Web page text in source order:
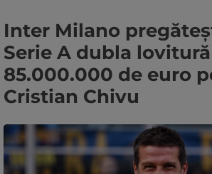
Inter Milano
Serie A dubla
85.000.000 de euro
Cristian Chivu